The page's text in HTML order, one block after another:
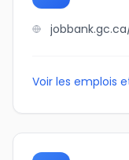
Voir les emplois